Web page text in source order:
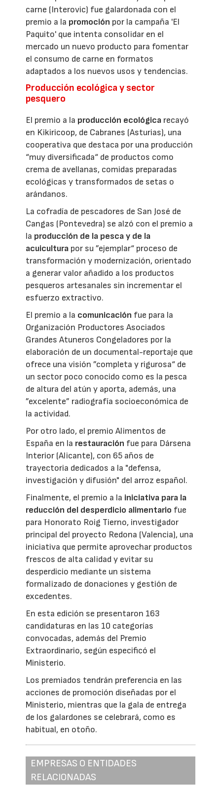
carne (Interovic) fue galardonada con el
premio a la promoción por la campaña 'El
Paquito' que intenta consolidar en el
mercado un nuevo producto para fomentar
el consumo de carne en formatos
adaptados a los nuevos usos y tendencias.
Producción ecológica y sector
pesquero
El premio a la producción ecológica recayó
en Kikiricoop, de Cabranes (Asturias), una
cooperativa que destaca por una producción
“muy diversificada“ de productos como
crema de avellanas, comidas preparadas
ecológicas y transformados de setas o
arándanos.
La cofradía de pescadores de San José de
Cangas (Pontevedra) se alzó con el premio a
la producción de la pesca y de la
acuicultura por su ”ejemplar“ proceso de
transformación y modernización, orientado
a generar valor añadido a los productos
pesqueros artesanales sin incrementar el
esfuerzo extractivo.
El premio a la comunicación fue para la
Organización Productores Asociados
Grandes Atuneros Congeladores por la
elaboración de un documental-reportaje que
ofrece una visión ”completa y rigurosa“ de
un sector poco conocido como es la pesca
de altura del atún y aporta, además, una
”excelente” radiografía socioeconómica de
la actividad.
Por otro lado, el premio Alimentos de
España en la restauración fue para Dársena
Interior (Alicante), con 65 años de
trayectoria dedicados a la "defensa,
investigación y difusión" del arroz español.
Finalmente, el premio a la iniciativa para la
reducción del desperdicio alimentario fue
para Honorato Roig Tierno, investigador
principal del proyecto Redona (Valencia), una
iniciativa que permite aprovechar productos
frescos de alta calidad y evitar su
desperdicio mediante un sistema
formalizado de donaciones y gestión de
excedentes.
En esta edición se presentaron 163
candidaturas en las 10 categorías
convocadas, además del Premio
Extraordinario, según especificó el
Ministerio.
Los premiados tendrán preferencia en las
acciones de promoción diseñadas por el
Ministerio, mientras que la gala de entrega
de los galardones se celebrará, como es
habitual, en otoño.
EMPRESAS O ENTIDADES
RELACIONADAS